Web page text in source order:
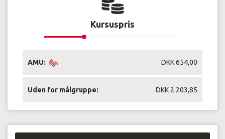
Kursuspris
AMU: DKK 654,00
Uden for målgruppe: DKK 2.203,85